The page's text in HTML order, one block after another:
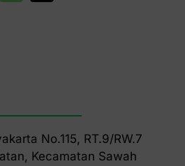
No.115, RT.9/RW.7
Kecamatan Sawah